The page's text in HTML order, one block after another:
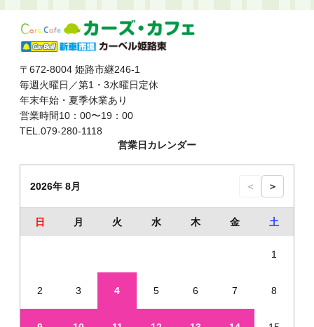
〒672-8004 姫路市継246-1
毎週火曜日／第1・3水曜日定休
年末年始・夏季休業あり
営業時間10：00〜19：00
TEL.079-280-1118
営業日カレンダー
2026年 8月 ＜ ＞
日 月 火 水 木 金 土
1
2 3 4 5 6 7 8